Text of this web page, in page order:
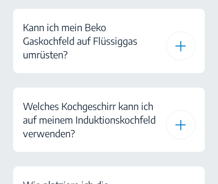
Kann ich mein Beko
Gaskochfeld auf Flüssiggas
umrüsten?
Welches Kochgeschirr kann ich
auf meinem Induktionskochfeld
verwenden?